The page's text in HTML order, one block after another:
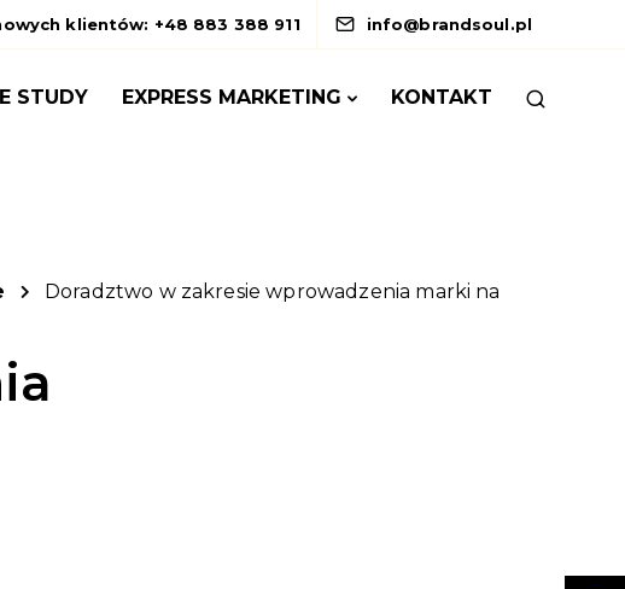
klientów: +48 883 388 911 info@brandsoul.pl
STUDY EXPRESS MARKETING KONTAKT
Doradztwo w zakresie wprowadzenia marki na